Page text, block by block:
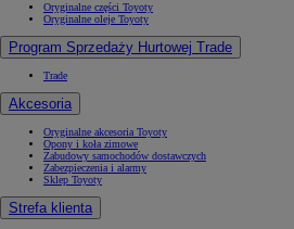
Oryginalne części Toyoty
Oryginalne oleje Toyoty
Program Sprzedaży Hurtowej Trade
Trade
Akcesoria
Oryginalne akcesoria Toyoty
Opony i koła zimowe
Zabudowy samochodów dostawczych
Zabezpieczenia i alarmy
Sklep Toyoty
Strefa klienta